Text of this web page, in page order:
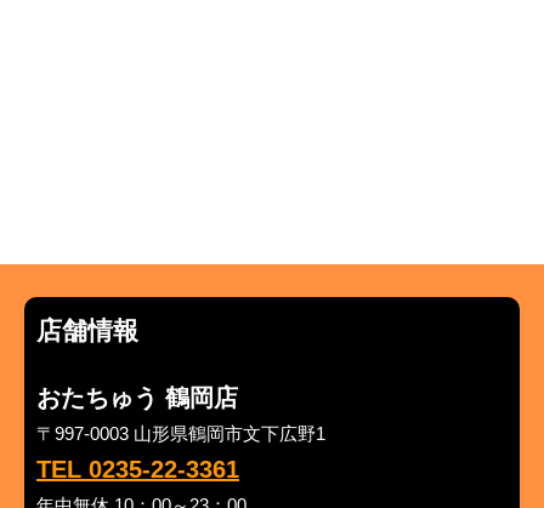
店舗情報
おたちゅう 鶴岡店
〒997-0003 山形県鶴岡市文下広野1
TEL 0235-22-3361